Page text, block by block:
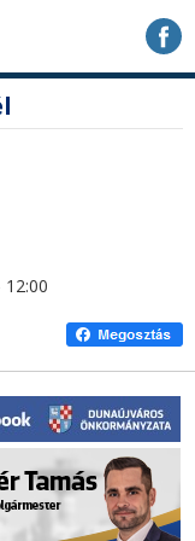
12:00